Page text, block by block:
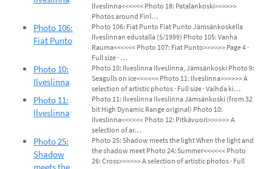
Ilveslinna<<<<<< Photo 18: Patalankoski>>>>>>
Photos around Finl…
Photo 106:
Fiat Punto
Photo 106: Fiat Punto Fiat Punto Jämsänkoskella
Ilveslinnan edustalla (5/1999) Photo 105: Vanha
Rauma<<<<<< Photo 107: Fiat Punto>>>>>> Page 4 ·
Full size · …
Photo 10:
Ilveslinna
Photo 10: Ilveslinna Ilveslinna, Jämsänkoski Photo 9:
Seagulls on ice<<<<<< Photo 11: Ilveslinna>>>>>> A
selection of artistic photos · Full size · Vaihda ki…
Photo 11:
Ilveslinna
Photo 11: Ilveslinna Ilveslinna Jämsänkoski (from 32
bit High Dynamic Range original) Photo 10:
Ilveslinna<<<<<< Photo 12: Pitkävuori>>>>>> A
selection of ar…
Photo 25:
Shadow
Photo 25: Shadow meets the light When the light and
the shadow meet Photo 24: Summer<<<<<< Photo
26: Cross>>>>>> A selection of artistic photos · Full